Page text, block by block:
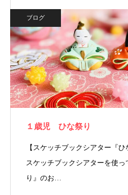
ブログ
１歳児 ひな祭り
【スケッチブックシアター『
スケッチブックシアターを使
り』のお…